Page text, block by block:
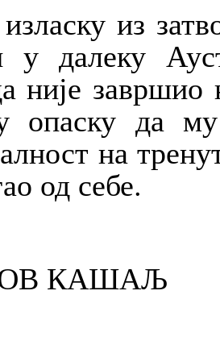
из
у далеку
није завршио
опаску да
на
од себе.
КАШАЉ